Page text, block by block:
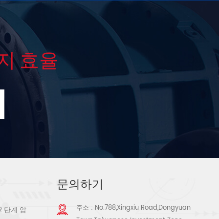
효율
단계 압
문의하기
주소 : No.788,Xingxiu Road,Dongyuan